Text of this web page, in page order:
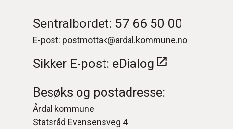
Sentralbordet: 57 66 50 00
E-post: postmottak@ardal.kommune.no
Sikker E-post: eDialog
Besøks og postadresse:
Årdal kommune
Statsråd Evensensveg 4